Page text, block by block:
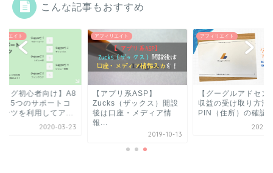
こんな記事もおすすめ
リエイト
ログ初心者向け】A8
ト5つのサポートコ
ンツを利用してア...
2020-03-23
アフィリエイト
【アプリ系ASP】
Zucks（ザックス）開設
後は口座・メディア情
報...
2019-10-13
アフィリエイト
【グーグルアドセン
収益の受け取り方法
PIN（住所）の確認
2020-